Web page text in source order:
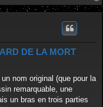
DE LA MORT
nom original (que pour la
remarquable, une
un bras en trois parties